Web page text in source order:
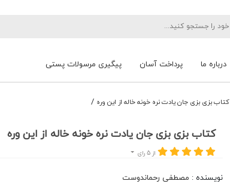
درباره ما پرداخت آسان پیگیری مرسولات پستی
کتاب بزی بزی جان یادت نره خونه خاله از این وره /
کتاب بزی بزی جان یادت نره خونه خاله از این وره
از 5 رای
نویسنده : مصطفی رحماندوست